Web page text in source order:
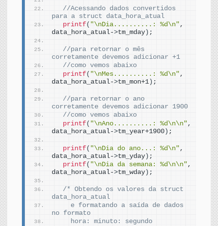
//Acessando dados convertidos
para a struct data_hora_atual
printf( "\nDia..........: %d\n" ,
data_hora_atual->tm_mday ) ;
//para retornar o mês
corretamente devemos adicionar +1
//como vemos abaixo
printf( "\nMes..........: %d\n" ,
data_hora_atual->tm_mon+1 ) ;
//para retornar o ano
corretamente devemos adicionar 1900
//como vemos abaixo
printf( "\nAno..........: %d\n\n" ,
data_hora_atual->tm_year+1900 ) ;
printf( "\nDia do ano...: %d\n" ,
data_hora_atual->tm_yday ) ;
printf( "\nDia da semana: %d\n\n" ,
data_hora_atual->tm_wday ) ;
/* Obtendo os valores da struct
data_hora_atual
    e formatando a saída de dados
no formato
    hora: minuto: segundo